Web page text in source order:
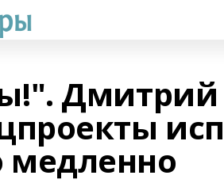
медленно